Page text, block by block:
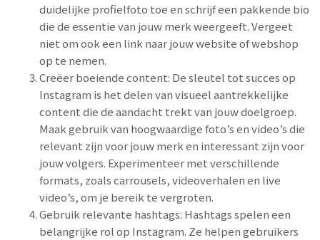
duidelijke profielfoto toe en schrijf een pakkende bio
die de essentie van jouw merk weergeeft. Vergeet
niet om ook een link naar jouw website of webshop
op te nemen.
Creëer boeiende content: De sleutel tot succes op
Instagram is het delen van visueel aantrekkelijke
content die de aandacht trekt van jouw doelgroep.
Maak gebruik van hoogwaardige foto’s en video’s die
relevant zijn voor jouw merk en interessant zijn voor
jouw volgers. Experimenteer met verschillende
formats, zoals carrousels, videoverhalen en live
video’s, om je bereik te vergroten.
Gebruik relevante hashtags: Hashtags spelen een
belangrijke rol op Instagram. Ze helpen gebruikers